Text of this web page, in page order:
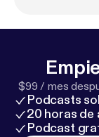
$99 / mes
Podcasts
20 horas de
Podcast